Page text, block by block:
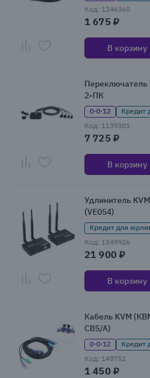
Код: 1246360
1 675 ₽
В корзину
Переключатель
2-ПК
0·0·12
Кредит
Код: 1139301
7 725 ₽
В корзину
Удлинитель
(VE054)
Кредит для
Код: 1349926
21 900 ₽
В корзину
Кабель KVM
CB5/A)
0·0·12
Кредит
Код: 148752
1 450 ₽